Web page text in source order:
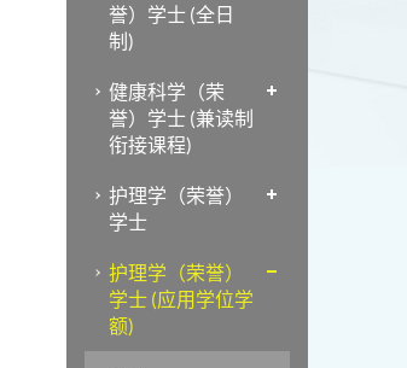
誉）学士 (全日
制)
健康科学（荣
誉）学士 (兼读制
衔接课程)
护理学（荣誉）
学士
护理学（荣誉）
学士 (应用学位学
额)